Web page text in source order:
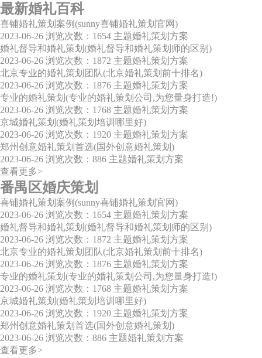
最新婚礼百科
喜铺婚礼策划案例(sunny喜铺婚礼策划官网)
2023-06-26 浏览次数：1654 主题婚礼策划方案
婚礼督导和婚礼策划(婚礼督导和婚礼策划师的区别)
2023-06-26 浏览次数：1872 主题婚礼策划方案
北京专业的婚礼策划团队(北京婚礼策划前十排名)
2023-06-26 浏览次数：1876 主题婚礼策划方案
专业的婚礼策划(专业的婚礼策划公司,为您量身打造!)
2023-06-26 浏览次数：1768 主题婚礼策划方案
京城婚礼策划(婚礼策划培训哪里好)
2023-06-26 浏览次数：1920 主题婚礼策划方案
郑州创意婚礼策划首选(国外创意婚礼策划)
2023-06-26 浏览次数：886 主题婚礼策划方案
查看更多>
番禺区婚庆策划
喜铺婚礼策划案例(sunny喜铺婚礼策划官网)
2023-06-26 浏览次数：1654 主题婚礼策划方案
婚礼督导和婚礼策划(婚礼督导和婚礼策划师的区别)
2023-06-26 浏览次数：1872 主题婚礼策划方案
北京专业的婚礼策划团队(北京婚礼策划前十排名)
2023-06-26 浏览次数：1876 主题婚礼策划方案
专业的婚礼策划(专业的婚礼策划公司,为您量身打造!)
2023-06-26 浏览次数：1768 主题婚礼策划方案
京城婚礼策划(婚礼策划培训哪里好)
2023-06-26 浏览次数：1920 主题婚礼策划方案
郑州创意婚礼策划首选(国外创意婚礼策划)
2023-06-26 浏览次数：886 主题婚礼策划方案
查看更多>